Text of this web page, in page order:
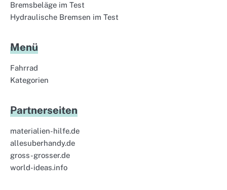
Bremsbeläge im Test
Hydraulische Bremsen im Test
Menü
Fahrrad
Kategorien
Partnerseiten
materialien-hilfe.de
allesuberhandy.de
gross-grosser.de
world-ideas.info